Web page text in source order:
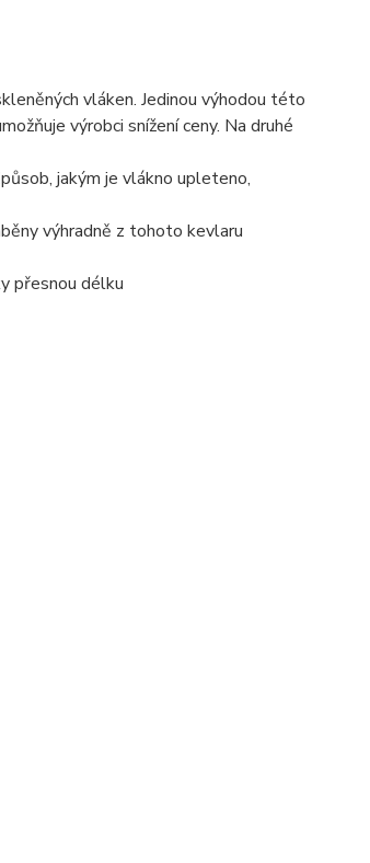
vláken. Jedinou výhodou této
výrobci snížení ceny. Na druhé
jakým je vlákno upleteno,
výhradně z tohoto kevlaru
přesnou délku